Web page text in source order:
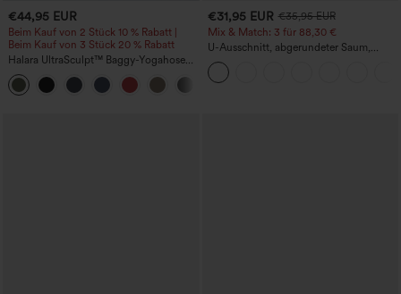
€44,95 EUR
Beim Kauf von 2 Stück 10 % Rabatt |
Beim Kauf von 3 Stück 20 % Rabatt
Halara UltraSculpt™ Baggy-Yogahose
mit hohem Bund, Bauchkontrolle,
Color-Block-Streifen und Taschen
€31,95 EUR €35,95 EUR
Mix & Match: 3 für 88,30 €
U-Ausschnitt, abgerundeter Saum,
InstantCool Yoga-Trägertop – UPF50+